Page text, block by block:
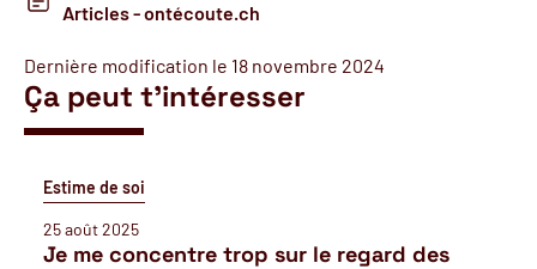
Articles - ontécoute.ch
Dernière modification le 18 novembre 2024
Ça peut t'intéresser
Estime de soi
25 août 2025
Je me concentre trop sur le regard des